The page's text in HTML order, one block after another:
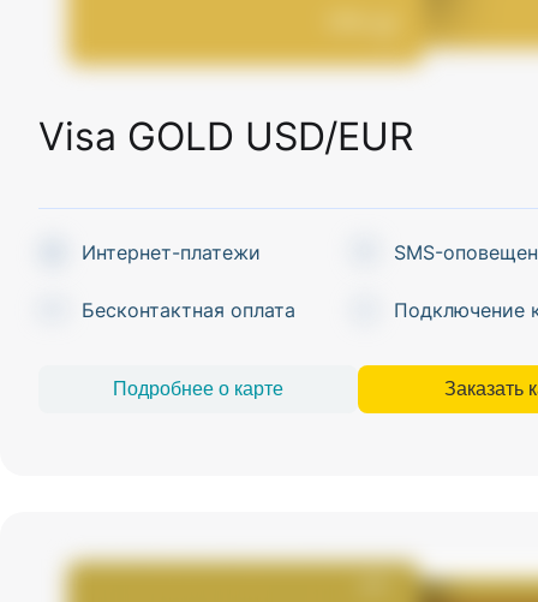
Visa GOLD USD/EUR
Интернет-платежи SMS-
Бесконтактная оплата Подключение
Подробнее о карте Заказать